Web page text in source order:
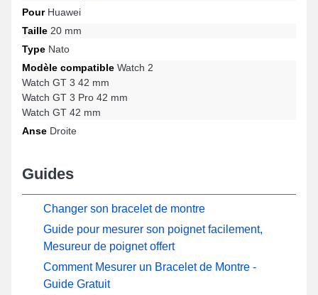
PourHuawei
Taille 20 mm
Type Nato
Modèle compatible Watch 2
Watch GT 3 42 mm
Watch GT 3 Pro 42 mm
Watch GT 42 mm
Anse Droite
Guides
Changer son bracelet de montre
Guide pour mesurer son poignet facilement,
Mesureur de poignet offert
Comment Mesurer un Bracelet de Montre -
Guide Gratuit